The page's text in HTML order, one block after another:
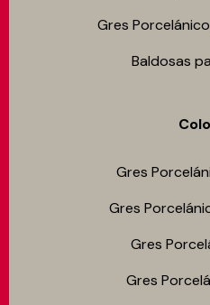
Gres
Baldosas
Gres
Gres
Gres
Gres